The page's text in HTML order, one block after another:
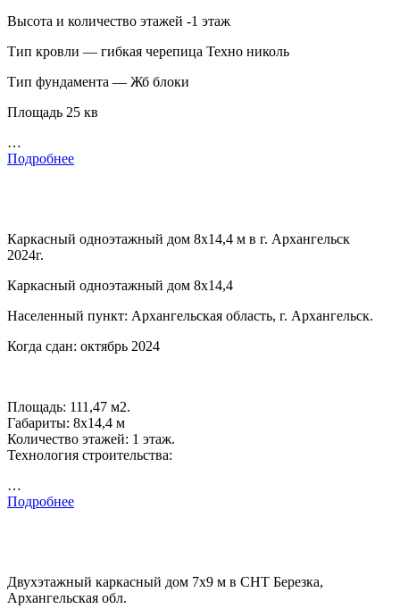
Высота и количество этажей -1 этаж
Тип кровли — гибкая черепица Техно николь
Тип фундамента — Жб блоки
Площадь 25 кв
…
Подробнее
Каркасный одноэтажный дом 8х14,4 м в г. Архангельск
2024г.
Каркасный одноэтажный дом 8х14,4
Населенный пункт: Архангельская область, г. Архангельск.
Когда сдан: октябрь 2024
Площадь: 111,47 м2.
Габариты: 8х14,4 м
Количество этажей: 1 этаж.
Технология строительства:
…
Подробнее
Двухэтажный каркасный дом 7х9 м в СНТ Березка,
Архангельская обл.